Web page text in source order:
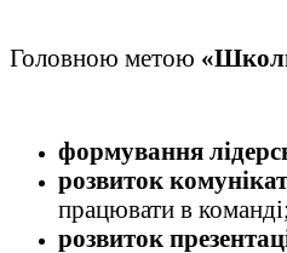
Головною метою
формування
розвиток
працювати в команді;
розвиток